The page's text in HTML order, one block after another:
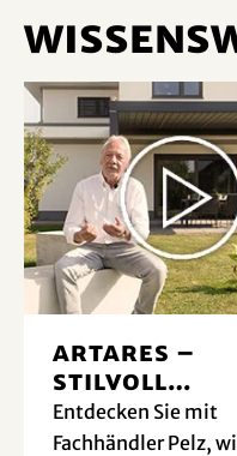
Artares –
Stilvoll
geniessen im
Freien
Entdecken Sie mit
Fachhändler Pelz,